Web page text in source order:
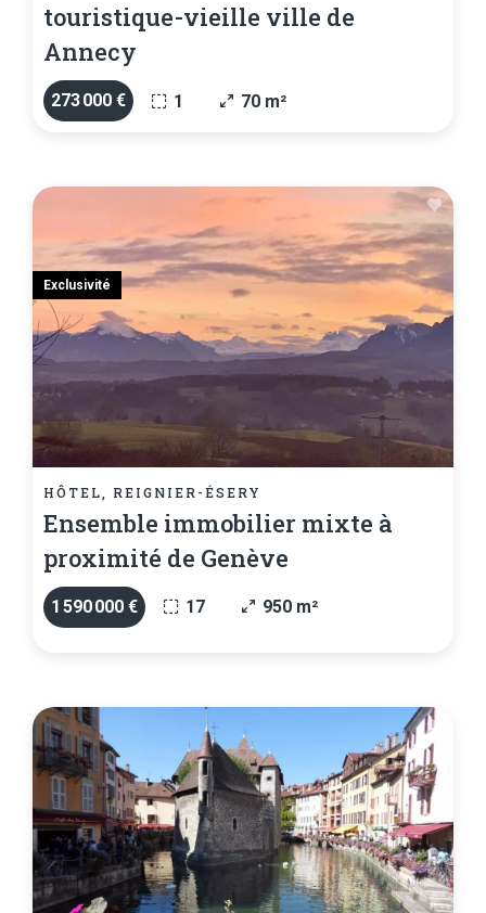
touristique-vieille ville de
Annecy
273 000 € 1 70 m²
HÔTEL, REIGNIER-ÉSERY
Ensemble immobilier mixte à
proximité de Genève
1 590 000 € 17 950 m²
Exclusivité